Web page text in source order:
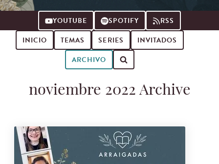
YOUTUBE SPOTIFY
RSS
INICIO
TEMAS SERIES
INVITADOS
ARCHIVO
Buscar episodios de podcast
noviembre 2022 Archive